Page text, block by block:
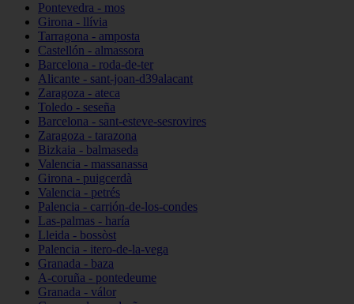
Pontevedra - mos
Girona - llívia
Tarragona - amposta
Castellón - almassora
Barcelona - roda-de-ter
Alicante - sant-joan-d39alacant
Zaragoza - ateca
Toledo - seseña
Barcelona - sant-esteve-sesrovires
Zaragoza - tarazona
Bizkaia - balmaseda
Valencia - massanassa
Girona - puigcerdà
Valencia - petrés
Palencia - carrión-de-los-condes
Las-palmas - haría
Lleida - bossòst
Palencia - itero-de-la-vega
Granada - baza
A-coruña - pontedeume
Granada - válor